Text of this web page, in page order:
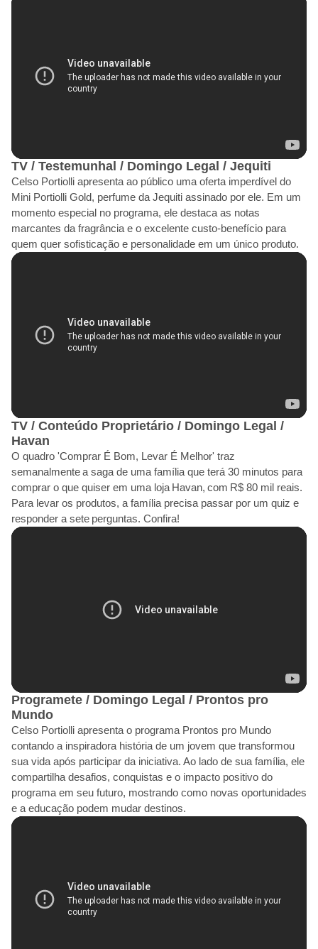
TV / Testemunhal / Domingo Legal / Jequiti
Celso Portiolli apresenta ao público uma oferta imperdível do
Mini Portiolli Gold, perfume da Jequiti assinado por ele. Em um
momento especial no programa, ele destaca as notas
marcantes da fragrância e o excelente custo-benefício para
quem quer sofisticação e personalidade em um único produto.
TV / Conteúdo Proprietário / Domingo Legal /
Havan
O quadro 'Comprar É Bom, Levar É Melhor' traz
semanalmente a saga de uma família que terá 30 minutos para
comprar o que quiser em uma loja Havan, com R$ 80 mil reais.
Para levar os produtos, a família precisa passar por um quiz e
responder a sete perguntas. Confira!
Programete / Domingo Legal / Prontos pro
Mundo
Celso Portiolli apresenta o programa Prontos pro Mundo
contando a inspiradora história de um jovem que transformou
sua vida após participar da iniciativa. Ao lado de sua família, ele
compartilha desafios, conquistas e o impacto positivo do
programa em seu futuro, mostrando como novas oportunidades
e a educação podem mudar destinos.